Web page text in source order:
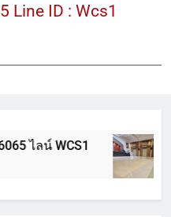
ดูแลรักษาพื้นหินขัด
Line ID : Wcs1
ไลน์ WCS1